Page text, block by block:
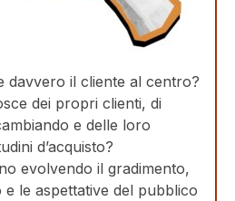
davvero il cliente al centro?
dei propri clienti, di
e delle loro
d’acquisto?
evolvendo il gradimento,
e le aspettative del pubblico